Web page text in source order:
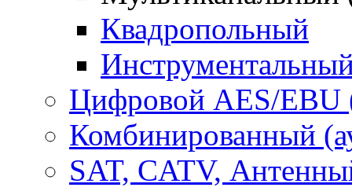
Квадропольный
Цифровой AES/
Комбинированный
SAT, CATV,